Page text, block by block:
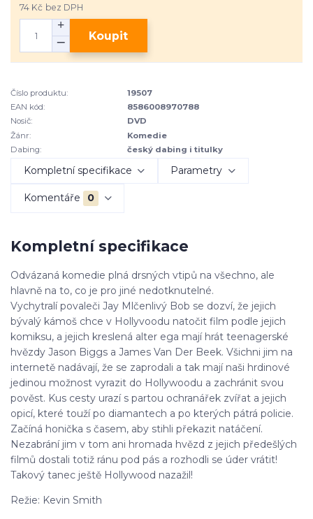
74 Kč bez DPH
Koupit
Číslo produktu:
19507
EAN kód:
8586008970788
Nosič:
DVD
Žánr:
Komedie
Dabing:
český dabing i titulky
Kompletní specifikace Parametry
Komentáře 0
Kompletní specifikace
Odvázaná komedie plná drsných vtipů na všechno, ale
hlavně na to, co je pro jiné nedotknutelné.
Vychytralí povaleči Jay Mlčenlivý Bob se dozví, že jejich
bývalý kámoš chce v Hollyvoodu natočit film podle jejich
komiksu, a jejich kreslená alter ega mají hrát teenagerské
hvězdy Jason Biggs a James Van Der Beek. Všichni jim na
internetě nadávají, že se zaprodali a tak mají naši hrdinové
jedinou možnost vyrazit do Hollywoodu a zachránit svou
pověst. Kus cesty urazí s partou ochranářek zvířat a jejich
opicí, které touží po diamantech a po kterých pátrá policie.
Začíná honička s časem, aby stihli překazit natáčení.
Nezabrání jim v tom ani hromada hvězd z jejich předešlých
filmů dostali totiž ránu pod pás a rozhodli se úder vrátit!
Takový tanec ještě Hollywood nazažil!
Režie: Kevin Smith